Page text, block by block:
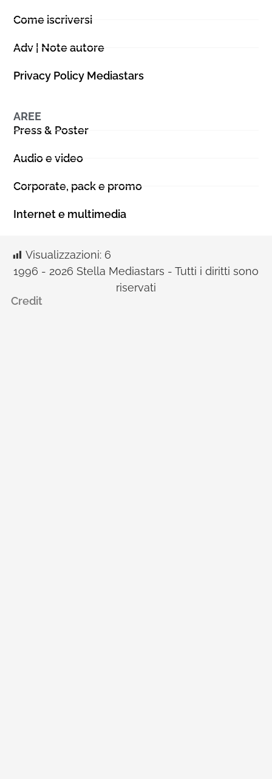
Come iscriversi
Adv | Note autore
Privacy Policy Mediastars
AREE
Press & Poster
Audio e video
Corporate, pack e promo
Internet e multimedia
Visualizzazioni: 6
1996 - 2026 Stella Mediastars - Tutti i diritti sono
riservati
Credit